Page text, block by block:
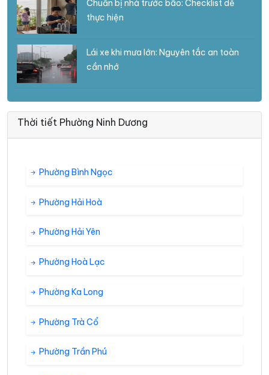
Chuẩn bị nhà trước bão: Checklist dễ
thực hiện
Lái xe khi mưa lớn: Nguyên tắc an toàn
cần nhớ
Thời tiết Phường Ninh Dương
Phường Bình Ngọc
Phường Hải Hoà
Phường Hải Yên
Phường Hoà Lạc
Phường Ka Long
Phường Trà Cổ
Phường Trần Phú